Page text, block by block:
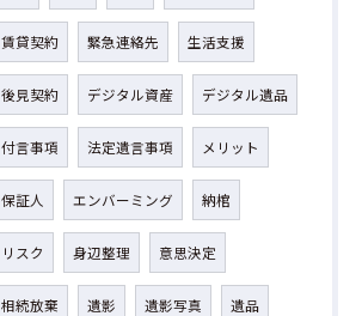
賃貸契約 緊急連絡先 生活支援
後見契約 デジタル資産 デジタル遺品
付言事項 法定遺言事項 メリット
保証人 エンバーミング 納棺
リスク 身辺整理 意思決定
相続放棄 遺影 遺影写真 遺品